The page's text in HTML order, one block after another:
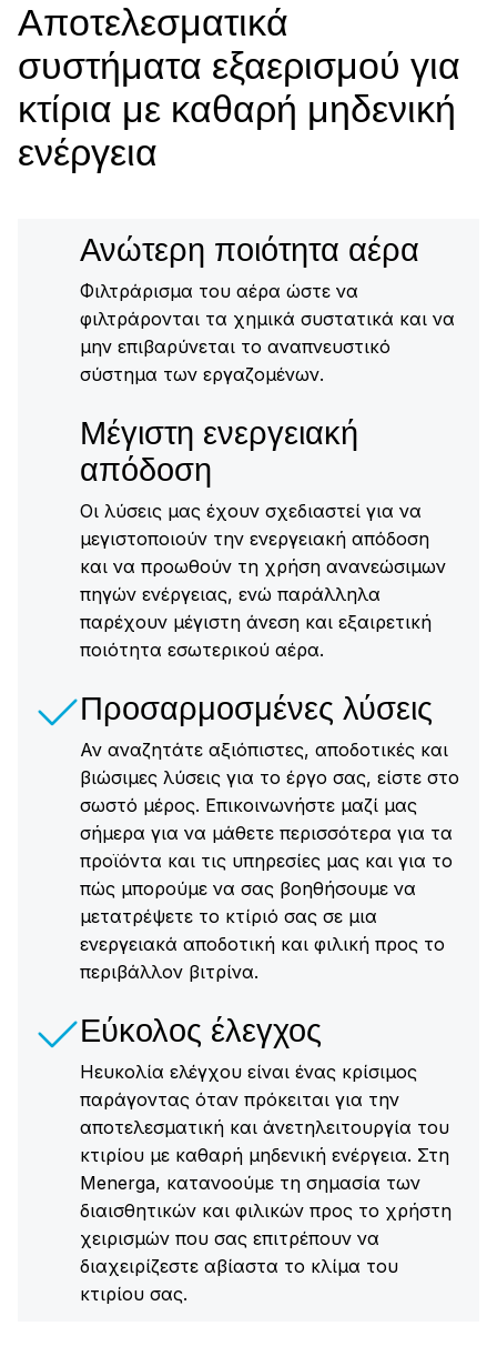
Αποτελεσματικά
συστήματα εξαερισμού για
κτίρια με καθαρή μηδενική
ενέργεια
Ανώτερη ποιότητα αέρα
Φιλτράρισμα του αέρα ώστε να
φιλτράρονται τα χημικά συστατικά και να
μην επιβαρύνεται το αναπνευστικό
σύστημα των εργαζομένων.
Μέγιστη ενεργειακή
απόδοση
Οι λύσεις μας έχουν σχεδιαστεί για να
μεγιστοποιούν την ενεργειακή απόδοση
και να προωθούν τη χρήση ανανεώσιμων
πηγών ενέργειας, ενώ παράλληλα
παρέχουν μέγιστη άνεση και εξαιρετική
ποιότητα εσωτερικού αέρα.
Προσαρμοσμένες λύσεις
Αν αναζητάτε αξιόπιστες, αποδοτικές και
βιώσιμες λύσεις για το έργο σας, είστε στο
σωστό μέρος. Επικοινωνήστε μαζί μας
σήμερα για να μάθετε περισσότερα για τα
προϊόντα και τις υπηρεσίες μας και για το
πώς μπορούμε να σας βοηθήσουμε να
μετατρέψετε το κτίριό σας σε μια
ενεργειακά αποδοτική και φιλική προς το
περιβάλλον βιτρίνα.
Εύκολος έλεγχος
Ηευκολία ελέγχου είναι ένας κρίσιμος
παράγοντας όταν πρόκειται για την
αποτελεσματική και άνετηλειτουργία του
κτιρίου με καθαρή μηδενική ενέργεια. Στη
Menerga, κατανοούμε τη σημασία των
διαισθητικών και φιλικών προς το χρήστη
χειρισμών που σας επιτρέπουν να
διαχειρίζεστε αβίαστα το κλίμα του
κτιρίου σας.